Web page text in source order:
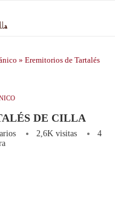
» Eremitorios de Tartalés
DE CILLA
2,6K visitas
4